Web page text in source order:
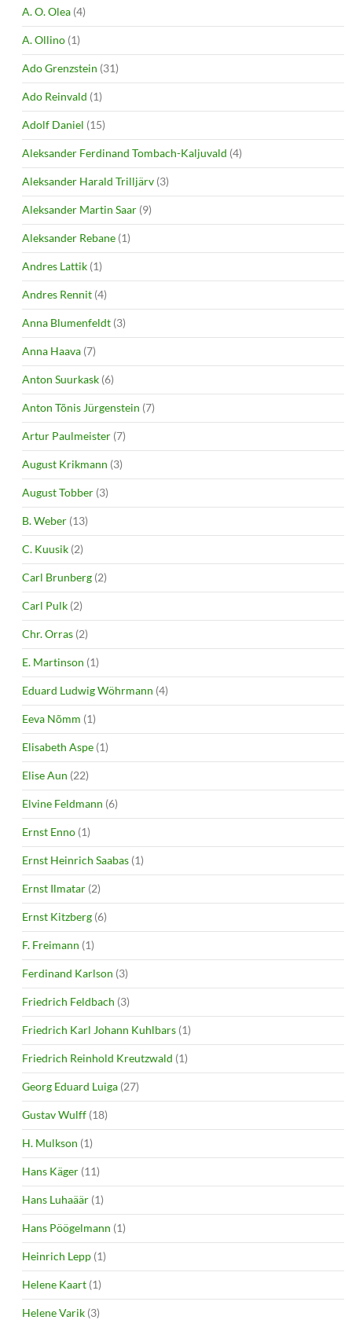
A. O. Olea (4)
A. Ollino (1)
Ado Grenzstein (31)
Ado Reinvald (1)
Adolf Daniel (15)
Aleksander Ferdinand Tombach-Kaljuvald (4)
Aleksander Harald Trilljärv (3)
Aleksander Martin Saar (9)
Aleksander Rebane (1)
Andres Lattik (1)
Andres Rennit (4)
Anna Blumenfeldt (3)
Anna Haava (7)
Anton Suurkask (6)
Anton Tõnis Jürgenstein (7)
Artur Paulmeister (7)
August Krikmann (3)
August Tobber (3)
B. Weber (13)
C. Kuusik (2)
Carl Brunberg (2)
Carl Pulk (2)
Chr. Orras (2)
E. Martinson (1)
Eduard Ludwig Wöhrmann (4)
Eeva Nõmm (1)
Elisabeth Aspe (1)
Elise Aun (22)
Elvine Feldmann (6)
Ernst Enno (1)
Ernst Heinrich Saabas (1)
Ernst Ilmatar (2)
Ernst Kitzberg (6)
F. Freimann (1)
Ferdinand Karlson (3)
Friedrich Feldbach (3)
Friedrich Karl Johann Kuhlbars (1)
Friedrich Reinhold Kreutzwald (1)
Georg Eduard Luiga (27)
Gustav Wulff (18)
H. Mulkson (1)
Hans Käger (11)
Hans Luhaäär (1)
Hans Pöögelmann (1)
Heinrich Lepp (1)
Helene Kaart (1)
Helene Varik (3)